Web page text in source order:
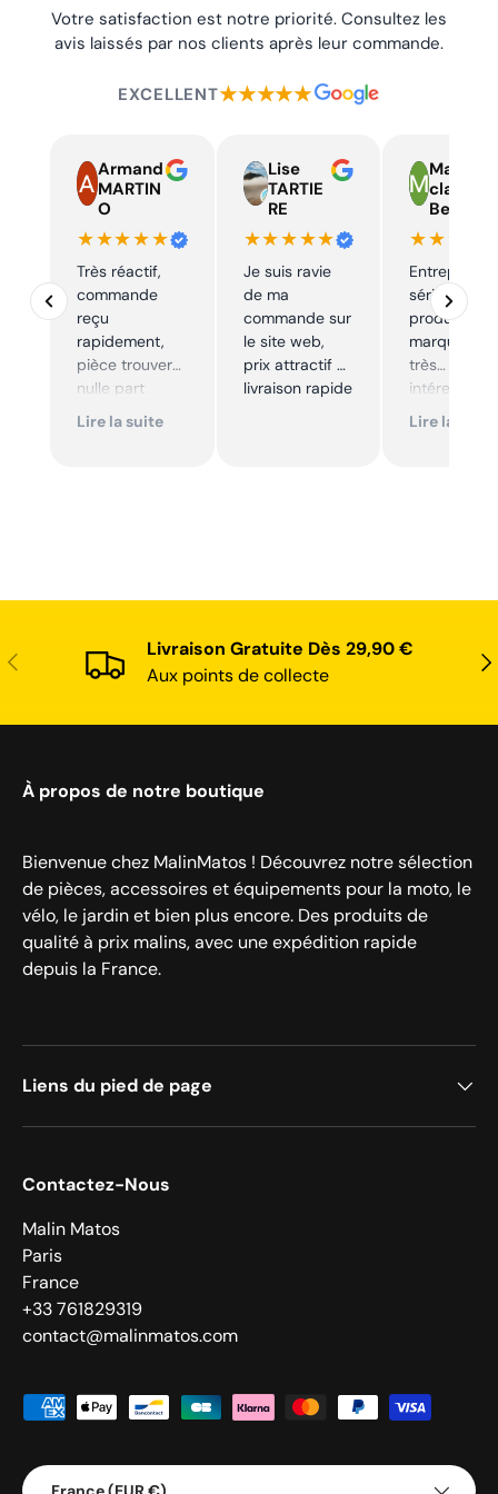
Votre satisfaction est notre priorité. Consultez les
avis laissés par nos clients après leur commande.
EXCELLENT★★★★★
Armand
MARTIN
O
★★★★★
Très réactif,
commande
reçu
rapidement,
pièce trouver
nulle part
ailleurs et
Lire la suite
Lise
TARTIE
RE
★★★★★
Je suis ravie
de ma
commande sur
le site web,
prix attractif et
livraison rapide
Marie
claire
Beelen
Entreprise
sérieuse,
produits de
marque à
très
Excellent
Lire la suite
Précédent
Livraison Gratuite Dès 29,90 €
Aux points de collecte
À propos de notre boutique
Bienvenue chez MalinMatos ! Découvrez notre sélection
de pièces, accessoires et équipements pour la moto, le
vélo, le jardin et bien plus encore. Des produits de
qualité à prix malins, avec une expédition rapide
depuis la France.
Liens du pied de page
Contactez-Nous
Malin Matos
Paris
France
+33 761829319
contact@malinmatos.com
Moyens de paiement acceptés
Pays